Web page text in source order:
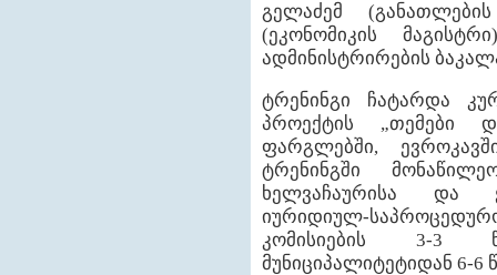
გელაძემ
(ეკონომიკის
ადმინისტრირების
ტრენინგი ჩატარდა
პროექტის „თემები
ფარგლებში,
ტრენინგში
ხელვაჩაურისა და
იურიდიულ-
კომისიების 3-3
მუნიციპალიტეტიდან 6-6